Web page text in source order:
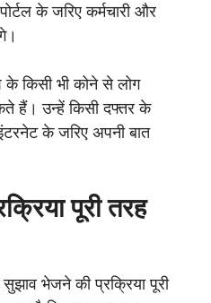
के जरिए कर्मचारी और
के किसी भी कोने से लोग
हैं। उन्हें किसी दफ्तर के
के जरिए अपनी बात
पूरी तरह
भेजने की प्रक्रिया पूरी